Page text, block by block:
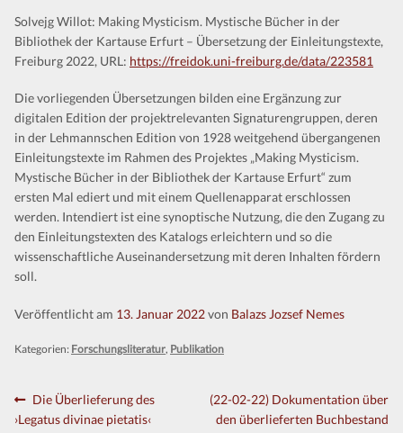
Mitteilungen
Kontakt
Solvejg Willot: Making Mysticism. Mystische Bücher in der
Bibliothek der Kartause Erfurt – Übersetzung der Einleitungstexte,
Freiburg 2022, URL: https://freidok.uni-freiburg.de/data/223581
Die vorliegenden Übersetzungen bilden eine Ergänzung zur
digitalen Edition der projektrelevanten Signaturengruppen, deren
in der Lehmannschen Edition von 1928 weitgehend übergangenen
Einleitungstexte im Rahmen des Projektes „Making Mysticism.
Mystische Bücher in der Bibliothek der Kartause Erfurt“ zum
ersten Mal ediert und mit einem Quellenapparat erschlossen
werden. Intendiert ist eine synoptische Nutzung, die den Zugang zu
den Einleitungstexten des Katalogs erleichtern und so die
wissenschaftliche Auseinandersetzung mit deren Inhalten fördern
soll.
Veröffentlicht am 13. Januar 2022von Balazs Jozsef Nemes
Kategorien: Forschungsliteratur, Publikation
Beitragsnavigation
Vorheriger
Beitrag:
Die Überlieferung des
›Legatus divinae pietatis‹
Nächster
Beitrag:
(22-02-22) Dokumentation über
den überlieferten Buchbestand